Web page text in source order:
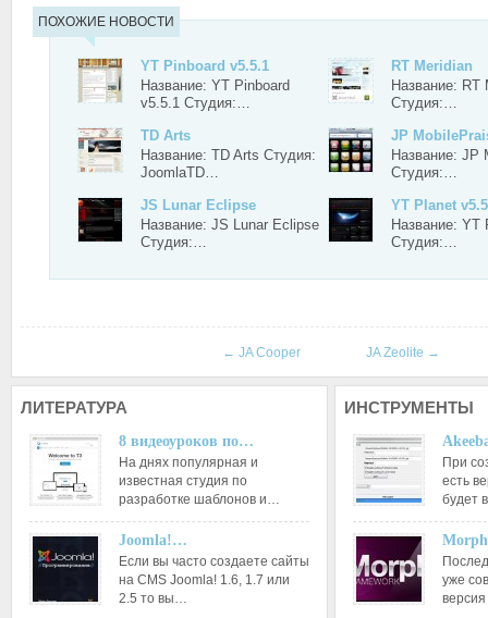
ПОХОЖИЕ НОВОСТИ
YT Pinboard v5.5.1
Название: YT Pinboard
v5.5.1 Студия:…
RT Meridian
Название: RT
Студия:…
TD Arts
Название: TD Arts Студия:
JoomlaTD…
JP
Название: JP
Студия:…
JS Lunar Eclipse
Название: JS Lunar Eclipse
Студия:…
YT Planet
Название: YT
Студия:…
← JA Cooper JA Zeolite →
ЛИТЕРАТУРА
8 видеоуроков по…
На днях популярная и
известная студия по
разработке шаблонов и…
Joomla!…
Если вы часто создаете сайты
на CMS Joomla! 1.6, 1.7 или
2.5 то вы…
ИНСТРУМЕНТЫ
При
есть
будет
уже